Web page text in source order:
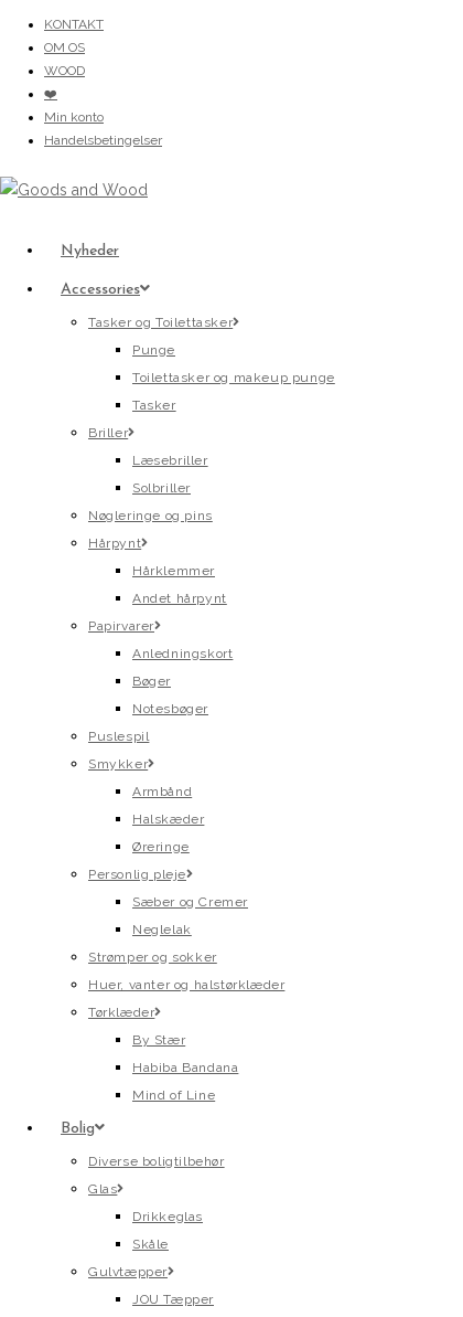
content
KONTAKT
OM OS
WOOD
❤️
Min konto
Handelsbetingelser
Nyheder
Accessories
Tasker og Toilettasker
Punge
Toilettasker og makeup punge
Tasker
Briller
Læsebriller
Solbriller
Nøgleringe og pins
Hårpynt
Hårklemmer
Andet hårpynt
Papirvarer
Anledningskort
Bøger
Notesbøger
Puslespil
Smykker
Armbånd
Halskæder
Øreringe
Personlig pleje
Sæber og Cremer
Neglelak
Strømper og sokker
Huer, vanter og halstørklæder
Tørklæder
By Stær
Habiba Bandana
Mind of Line
Bolig
Diverse boligtilbehør
Glas
Drikkeglas
Skåle
Gulvtæpper
JOU Tæpper